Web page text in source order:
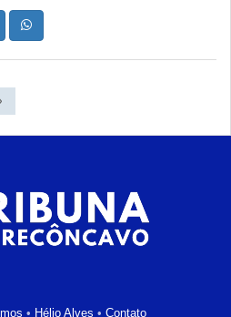
• Hélio Alves • Contato